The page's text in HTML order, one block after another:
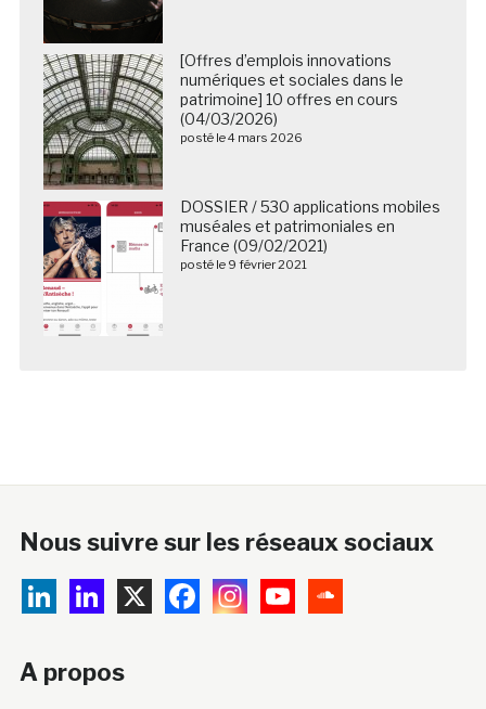
[Offres d’emplois innovations
numériques et sociales dans le
patrimoine] 10 offres en cours
(04/03/2026)
posté le 4 mars 2026
DOSSIER / 530 applications mobiles
muséales et patrimoniales en
France (09/02/2021)
posté le 9 février 2021
Nous suivre sur les réseaux sociaux
A propos